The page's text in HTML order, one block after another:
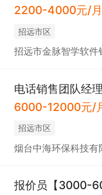
2200-4000元/月
招远市区
招远市金脉智学软件
电话销售团队经
6000-12000元/
招远市区
烟台中海环保科技有
报价员【3000-